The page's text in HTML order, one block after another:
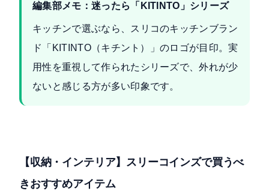
編集部メモ：迷ったら「KITINTO」シリーズ
キッチンで選ぶなら、スリコのキッチンブラン
ド「KITINTO（キチント）」のロゴが目印。実
用性を重視して作られたシリーズで、外れが少
ないと感じる方が多い印象です。
【収納・インテリア】スリーコインズで買うべ
きおすすめアイテム